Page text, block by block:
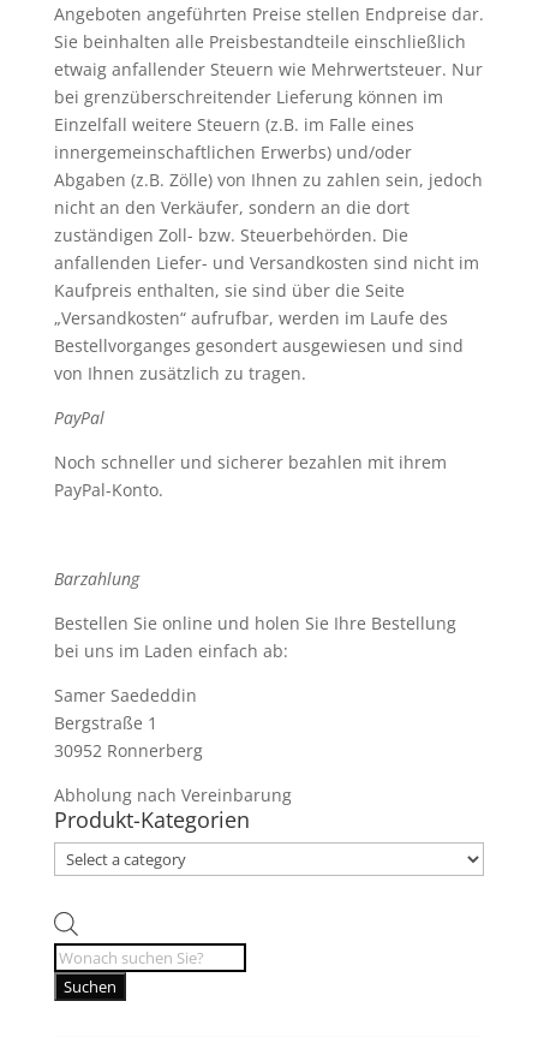
Angeboten angeführten Preise stellen Endpreise dar.
Sie beinhalten alle Preisbestandteile einschließlich
etwaig anfallender Steuern wie Mehrwertsteuer. Nur
bei grenzüberschreitender Lieferung können im
Einzelfall weitere Steuern (z.B. im Falle eines
innergemeinschaftlichen Erwerbs) und/oder
Abgaben (z.B. Zölle) von Ihnen zu zahlen sein, jedoch
nicht an den Verkäufer, sondern an die dort
zuständigen Zoll- bzw. Steuerbehörden. Die
anfallenden Liefer- und Versandkosten sind nicht im
Kaufpreis enthalten, sie sind über die Seite
„Versandkosten“ aufrufbar, werden im Laufe des
Bestellvorganges gesondert ausgewiesen und sind
von Ihnen zusätzlich zu tragen.
PayPal
Noch schneller und sicherer bezahlen mit ihrem
PayPal-Konto.
Barzahlung
Bestellen Sie online und holen Sie Ihre Bestellung
bei uns im Laden einfach ab:
Samer Saededdin
Bergstraße 1
30952 Ronnerberg
Abholung nach Vereinbarung
Produkt-Kategorien
Products
search
Suchen